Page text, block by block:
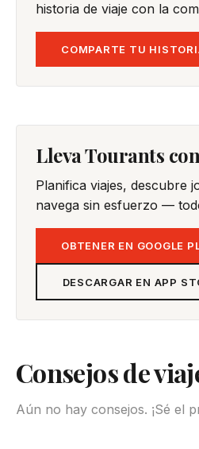
historia de viaje con la
COMPARTE TU
Lleva Tourants
Planifica viajes, descubre
navega sin esfuerzo —
OBTENER EN GOOGLE
DESCARGAR EN APP
Consejos de
Aún no hay consejos. ¡Sé el